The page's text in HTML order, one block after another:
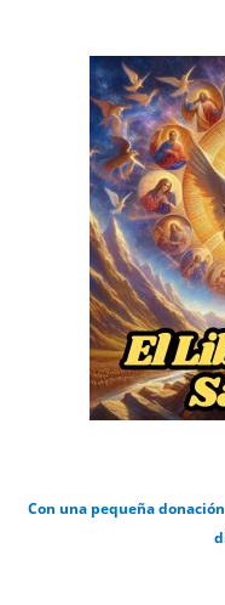
Con una pequeña